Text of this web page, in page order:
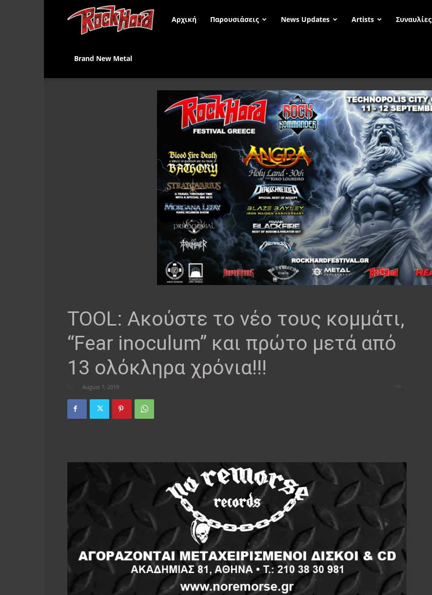
Rock
Greece
Αρχική Παρουσιάσεις News Updates Artists Συναυλίες
Brand New Metal
TOOL: Ακούστε το νέο τους κομμάτι,
“Fear inoculum” και πρώτο μετά από
13 ολόκληρα χρόνια!!!
August 7, 2019